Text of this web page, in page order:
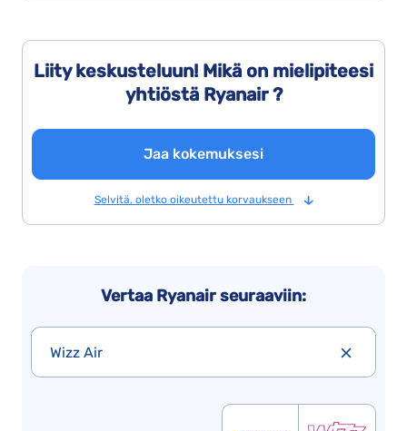
Liity keskusteluun! Mikä on mielipiteesi
yhtiöstä Ryanair ?
Jaa kokemuksesi
Selvitä, oletko oikeutettu korvaukseen
Vertaa Ryanair seuraaviin:
Wizz Air